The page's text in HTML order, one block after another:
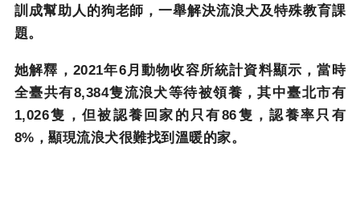
訓成幫助人的狗老師，一舉解決流浪犬及特殊教育課
題。
她解釋， 2021年6 月動物收容所統計資料顯示，當時
全臺共有8,384隻流浪犬等待被領養，其中臺北市有
1,026隻，但被認養回家的只有86隻，認養率只有
8% ，顯現流浪犬很難找到溫暖的家。